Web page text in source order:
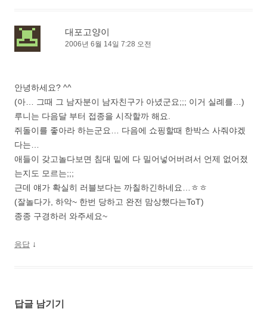
대포고양이
2006년 6월 14일 7:28 오전
안녕하세요? ^^
(아… 그때 그 남자분이 남자친구가 아녔군요;;; 이거 실례를…)
루니는 다음달 부터 접종을 시작할까 해요.
쥐돌이를 좋아라 하는군요… 다음에 쇼핑할때 한박스 사줘야겠
다는…
애들이 갖고놀다보면 침대 밑에 다 밀어넣어버려서 언제 없어졌
는지도 모르는;;;
근데 얘가 확실히 러블보다는 까칠하긴하네요…ㅎㅎ
(잘놀다가, 하악~ 한번 당하고 완전 맘상했다는ToT)
종종 구경하러 와주세요~
응답 ↓
답글 남기기